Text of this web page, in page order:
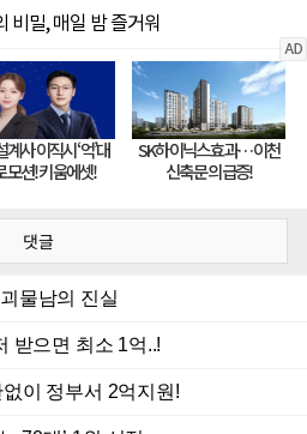
댓글